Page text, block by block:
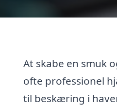
At skabe en smuk
ofte professionel
til beskæring i